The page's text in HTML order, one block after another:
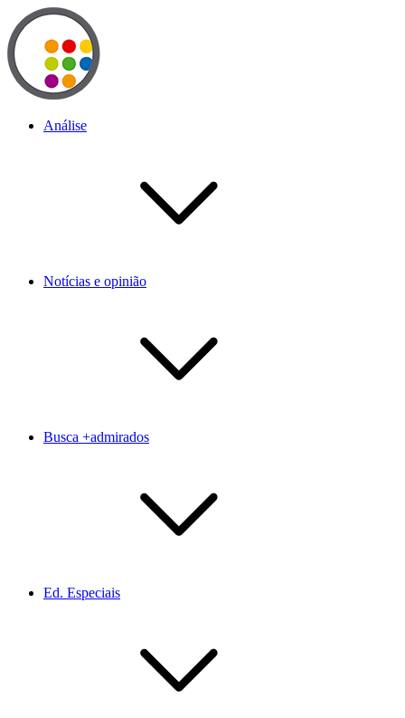
Análise
Notícias e opinião
Busca +admirados
Ed. Especiais